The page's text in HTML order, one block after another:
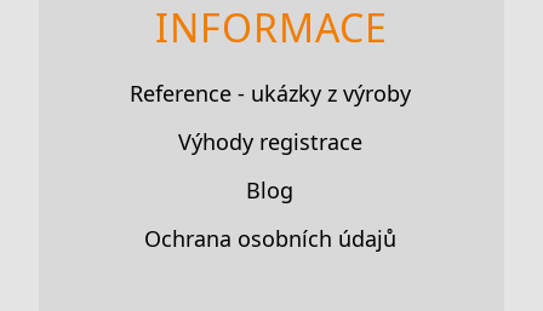
INFORMACE
Reference - ukázky z výroby
Výhody registrace
Blog
Ochrana osobních údajů